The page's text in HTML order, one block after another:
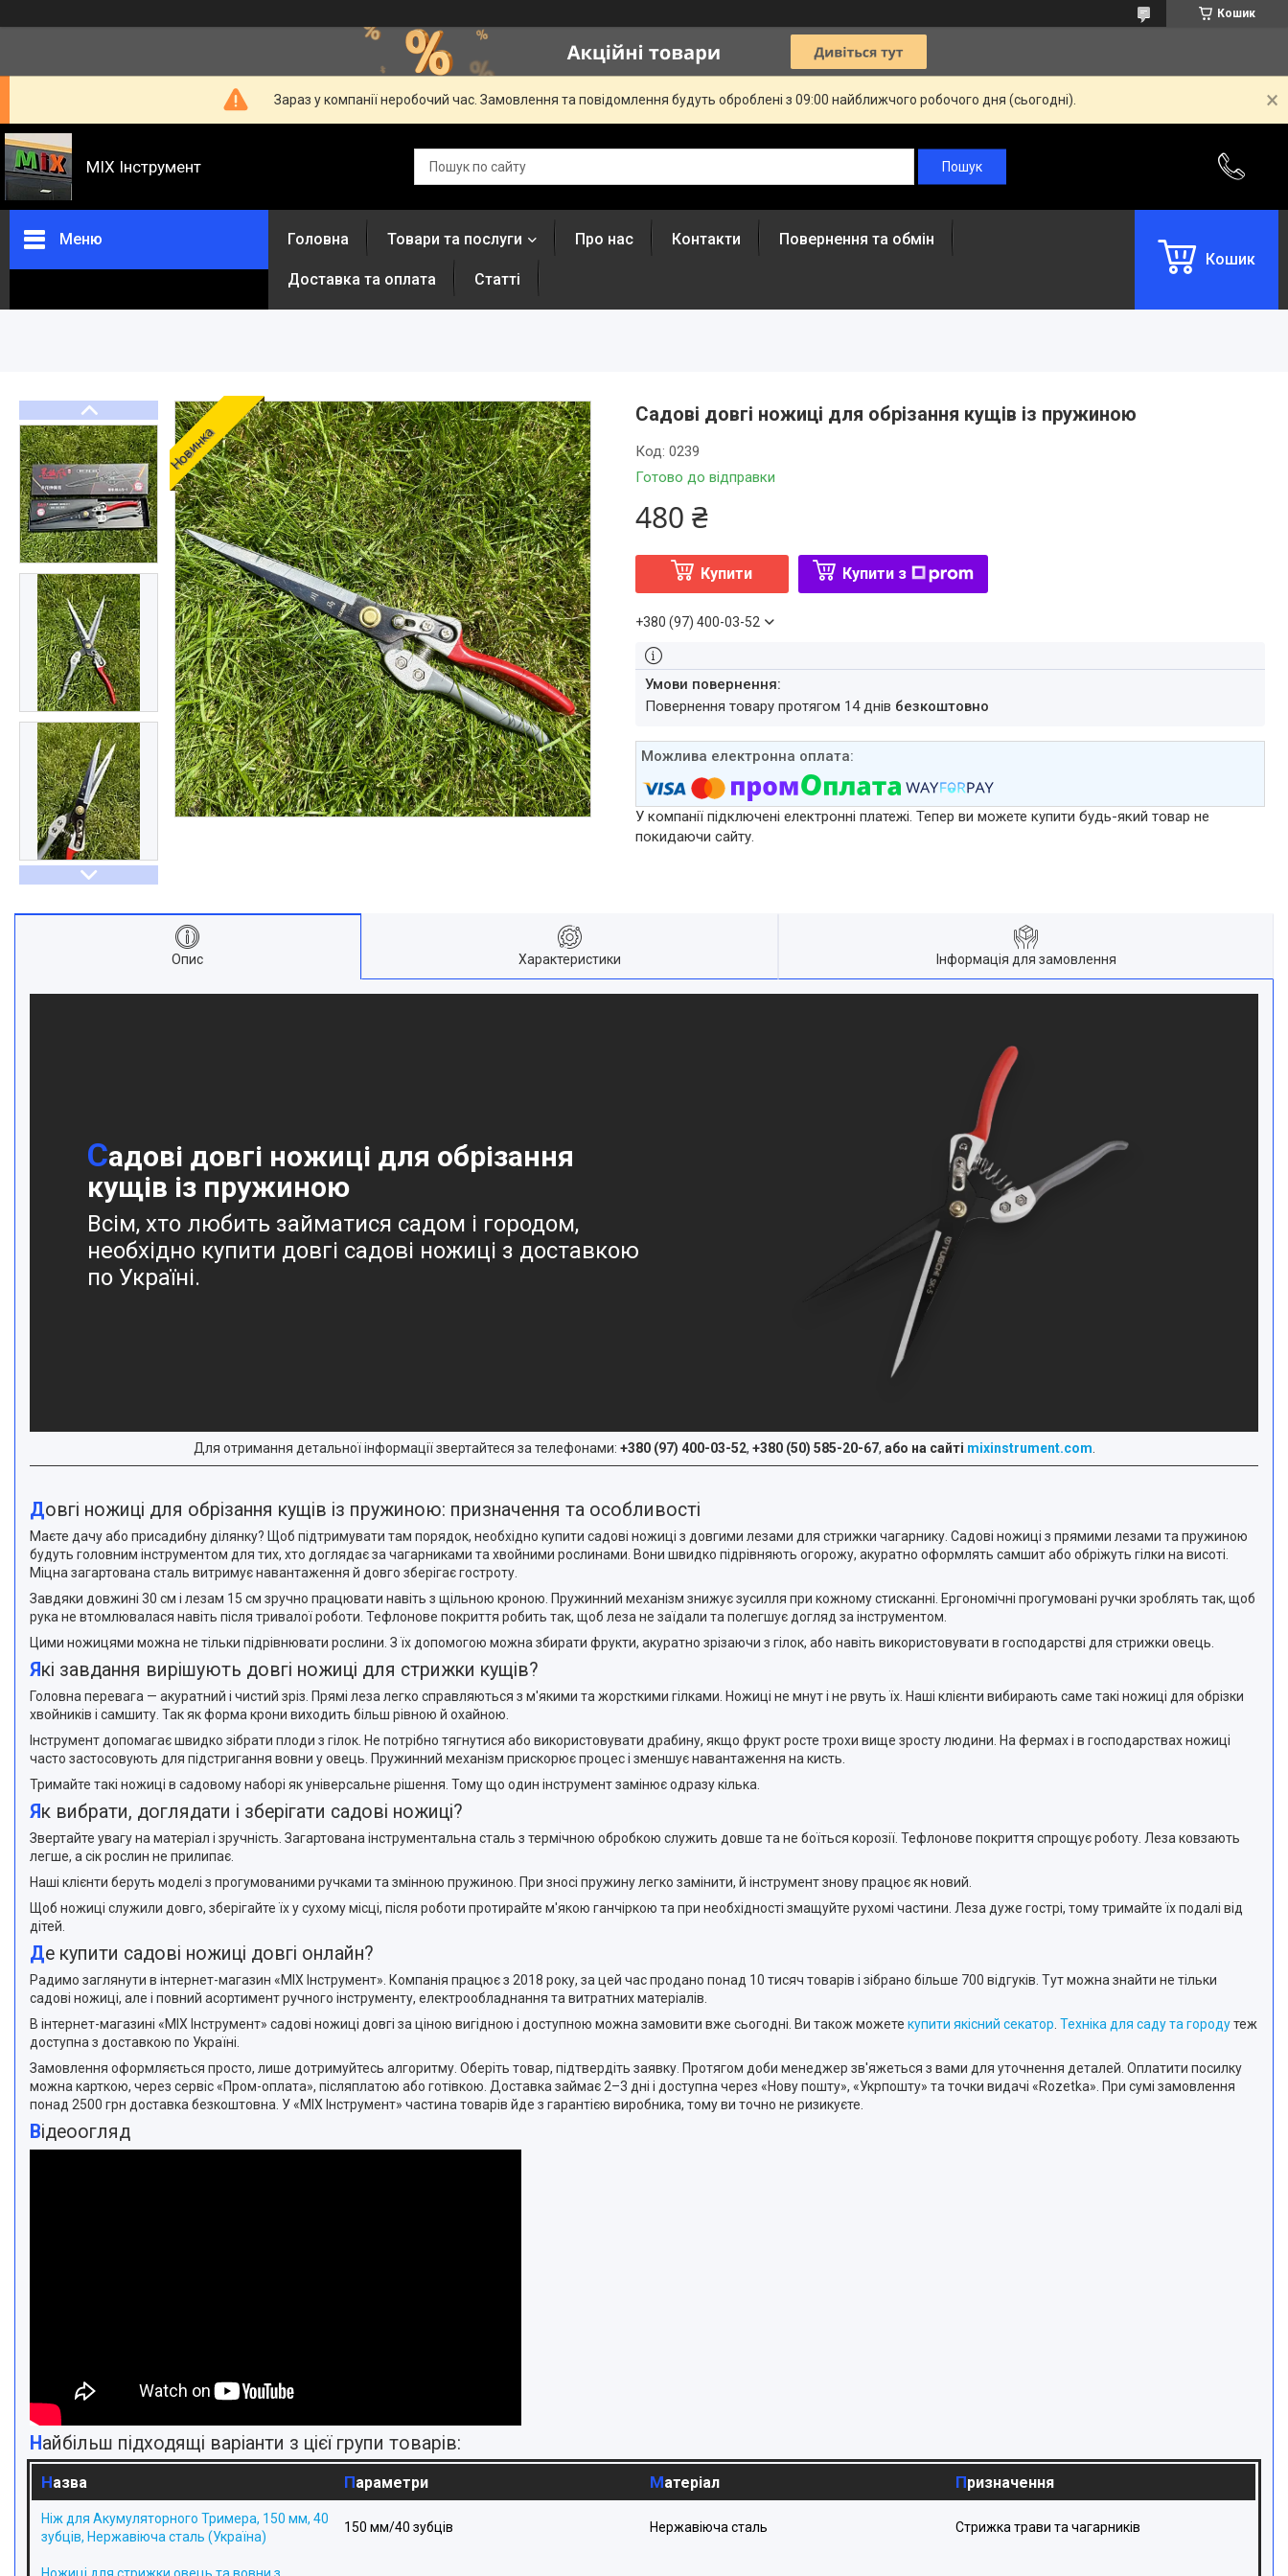
Кошик
Зараз у компанії неробочий час. Замовлення та повідомлення будуть оброблені з 09:00 найближчого робочого дня (сьогодні).
MIX Інструмент
Меню Головна Товари та послуги Про нас Контакти Повернення та обмін
Доставка та оплата Статті
Кошик
Новинка
Садові довгі ножиці для обрізання кущів із пружиною
Готово до відправки
Код: 0239
480 ₴
Купити Купити з
+380 (97) 400-03-52
повернення товару протягом 14 днів безкоштовно
У компанії підключені електронні платежі. Тепер ви можете купити будь-який товар не
покидаючи сайту.
Опис Характеристики Інформація для замовлення
Садові довгі ножиці для обрізання
кущів із пружиною
Всім, хто любить займатися садом і городом,
необхідно купити довгі садові ножиці з доставкою
по Україні.
Для отримання детальної інформації звертайтеся за телефонами: +380 (97) 400-03-52, +380 (50) 585-20-67, або на сайті mixinstrument.com
Довгі ножиці для обрізання кущів із пружиною: призначення та особливості
Маєте дачу або присадибну ділянку? Щоб підтримувати там порядок, необхідно купити садові ножиці з довгими лезами для стрижки чагарнику. Садові ножиці з прямими лезами та пружиною
будуть головним інструментом для тих, хто доглядає за чагарниками та хвойними рослинами. Вони швидко підрівняють огорожу, акуратно оформлять самшит або обріжуть гілки на висоті.
Міцна загартована сталь витримує навантаження й довго зберігає гостроту.
Завдяки довжині 30 см і лезам 15 см зручно працювати навіть з щільною кроною. Пружинний механізм знижує зусилля при кожному стисканні. Ергономічні прогумовані ручки зроблять так, щоб
рука не втомлювалася навіть після тривалої роботи. Тефлонове покриття робить так, щоб леза не заїдали та полегшує догляд за інструментом.
Цими ножицями можна не тільки підрівнювати рослини. З їх допомогою можна збирати фрукти, акуратно зрізаючи з гілок, або навіть використовувати в господарстві для стрижки овець.
Які завдання вирішують довгі ножиці для стрижки кущів?
Головна перевага — акуратний і чистий зріз. Прямі леза легко справляються з м'якими та жорсткими гілками. Ножиці не мнут і не рвуть їх. Наші клієнти вибирають саме такі ножиці для обрізки
хвойників і самшиту. Так як форма крони виходить більш рівною й охайною.
Інструмент допомагає швидко зібрати плоди з гілок. Не потрібно тягнутися або використовувати драбину, якщо фрукт росте трохи вище зросту людини. На фермах і в господарствах ножиці
часто застосовують для підстригання вовни у овець. Пружинний механізм прискорює процес і зменшує навантаження на кисть.
Тримайте такі ножиці в садовому наборі як універсальне рішення. Тому що один інструмент замінює одразу кілька.
Як вибрати, доглядати і зберігати садові ножиці?
Звертайте увагу на матеріал і зручність. Загартована інструментальна сталь з термічною обробкою служить довше та не боїться корозії. Тефлонове покриття спрощує роботу. Леза ковзають
легше, а сік рослин не прилипає.
Наші клієнти беруть моделі з прогумованими ручками та змінною пружиною. При зносі пружину легко замінити, й інструмент знову працює як новий.
Щоб ножиці служили довго, зберігайте їх у сухому місці, після роботи протирайте м'якою ганчіркою та при необхідності змащуйте рухомі частини. Леза дуже гострі, тому тримайте їх подалі від
дітей.
Де купити садові ножиці довгі онлайн?
Радимо заглянути в інтернет-магазин «MIX Інструмент». Компанія працює з 2018 року, за цей час продано понад 10 тисяч товарів і зібрано більше 700 відгуків. Тут можна знайти не тільки
садові ножиці, але і повний асортимент ручного інструменту, електрообладнання та витратних матеріалів.
В інтернет-магазині «MIX Інструмент» садові ножиці довгі за ціною вигідною і доступною можна замовити вже сьогодні. Ви також можете купити якісний секатор Техніка для саду та городутеж
доступна з доставкою по Україні.
Замовлення оформляється просто, лише дотримуйтесь алгоритму. Оберіть товар, підтвердіть заявку. Протягом доби менеджер зв'яжеться з вами для уточнення деталей. Оплатити посилку
можна карткою, через сервіс «Пром-оплата», післяплатою або готівкою. Доставка займає 2–3 дні і доступна через «Нову пошту», «Укрпошту» та точки видачі «Rozetka». При сумі замовлення
понад 2500 грн доставка безкоштовна. У «MIX Інструмент» частина товарів йде з гарантією виробника, тому ви точно не ризикуєте.
Відеоогляд
Найбільш підходящі варіанти з цієї групи товарів:
Назва Параметри Матеріал Призначення
Ніж для Акумуляторного Тримера, 150 мм, 40
зубців, Нержавіюча сталь (Україна)
150 мм/40 зубців Нержавіюча сталь Стрижка трави та чагарників
Ножиці для стрижки овець та вовни з